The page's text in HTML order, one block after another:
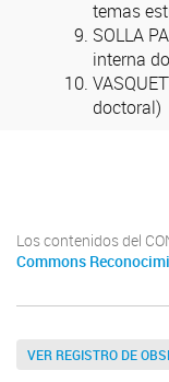
temas
SOLLA
interna
doctoral)
Los contenidos del
Commons
VER REGISTRO DE